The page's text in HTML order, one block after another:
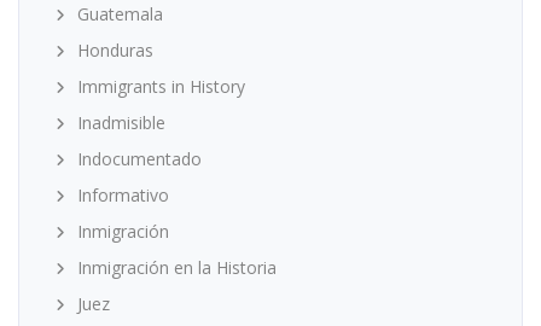
Guatemala
Honduras
Immigrants in History
Inadmisible
Indocumentado
Informativo
Inmigración
Inmigración en la Historia
Juez